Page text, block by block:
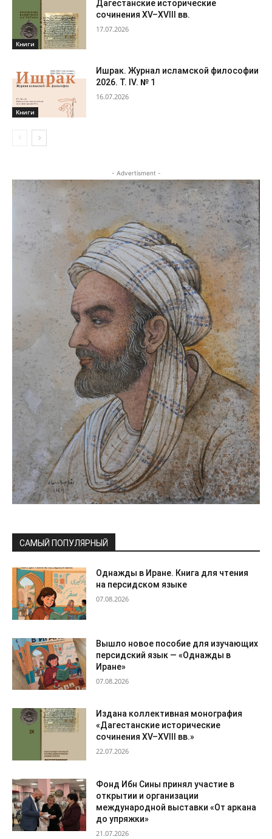
Книги
Дагестанские исторические
сочинения XV–XVIII вв.
17.07.2026
Книги
Ишрак. Журнал исламской философии
2026. Т. IV. № 1
16.07.2026
- Advertisment -
САМЫЙ ПОПУЛЯРНЫЙ
Однажды в Иране. Книга для чтения
на персидском языке
07.08.2026
Вышло новое пособие для изучающих
персидский язык — «Однажды в
Иране»
07.08.2026
Издана коллективная монография
«Дагестанские исторические
сочинения XV–XVIII вв.»
22.07.2026
Фонд Ибн Сины принял участие в
открытии и организации
международной выставки «От аркана
до упряжки»
21.07.2026